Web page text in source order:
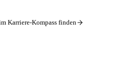
Karriere-Kompass finden